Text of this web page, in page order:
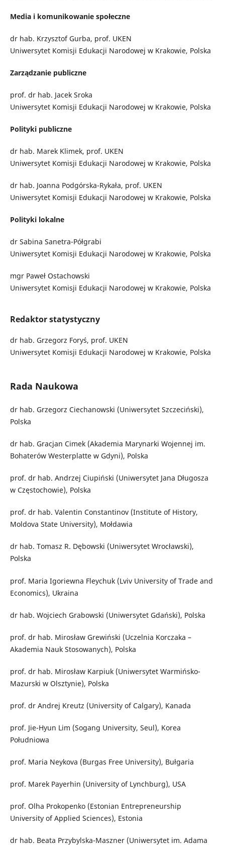
Media i komunikowanie społeczne
dr hab. Krzysztof Gurba, prof. UKEN
Uniwersytet Komisji Edukacji Narodowej w Krakowie, Polska
Zarządzanie publiczne
prof. dr hab. Jacek Sroka
Uniwersytet Komisji Edukacji Narodowej w Krakowie, Polska
Polityki publiczne
dr hab. Marek Klimek, prof. UKEN
Uniwersytet Komisji Edukacji Narodowej w Krakowie, Polska
dr hab. Joanna Podgórska-Rykała, prof. UKEN
Uniwersytet Komisji Edukacji Narodowej w Krakowie, Polska
Polityki lokalne
dr Sabina Sanetra-Półgrabi
Uniwersytet Komisji Edukacji Narodowej w Krakowie, Polska
mgr Paweł Ostachowski
Uniwersytet Komisji Edukacji Narodowej w Krakowie, Polska
Redaktor statystyczny
dr hab. Grzegorz Foryś, prof. UKEN
Uniwersytet Komisji Edukacji Narodowej w Krakowie, Polska
Rada Naukowa
dr hab. Grzegorz Ciechanowski (Uniwersytet Szczeciński),
Polska
dr hab. Gracjan Cimek (Akademia Marynarki Wojennej im.
Bohaterów Westerplatte w Gdyni), Polska
prof. dr hab. Andrzej Ciupiński (Uniwersytet Jana Długosza
w Częstochowie), Polska
prof. dr hab. Valentin Constantinov (Institute of History,
Moldova State University), Mołdawia
dr hab. Tomasz R. Dębowski (Uniwersytet Wrocławski),
Polska
prof. Maria Igoriewna Fleychuk (Lviv University of Trade and
Economics), Ukraina
dr hab. Wojciech Grabowski (Uniwersytet Gdański), Polska
prof. dr hab. Mirosław Grewiński (Uczelnia Korczaka –
Akademia Nauk Stosowanych), Polska
prof. dr hab. Mirosław Karpiuk (Uniwersytet Warmińsko-
Mazurski w Olsztynie), Polska
prof. dr Andrej Kreutz (University of Calgary), Kanada
prof. Jie-Hyun Lim (Sogang University, Seul), Korea
Południowa
prof. Maria Neykova (Burgas Free University), Bułgaria
prof. Marek Payerhin (University of Lynchburg), USA
prof. Olha Prokopenko (Estonian Entrepreneurship
University of Applied Sciences), Estonia
dr hab. Beata Przybylska-Maszner (Uniwersytet im. Adama